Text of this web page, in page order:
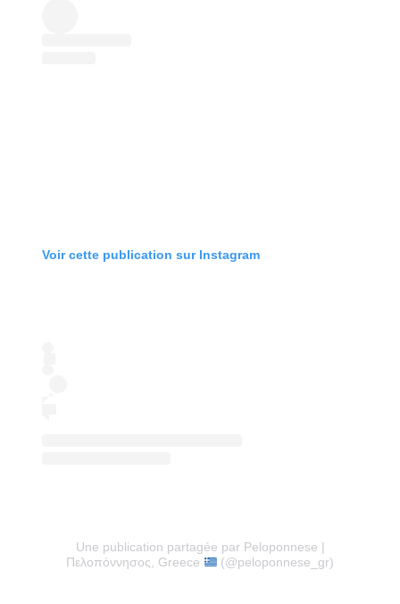
Voir cette publication sur Instagram
Une publication partagée par Peloponnese |
Πελοπόννησος, Greece
(@peloponnese_gr)